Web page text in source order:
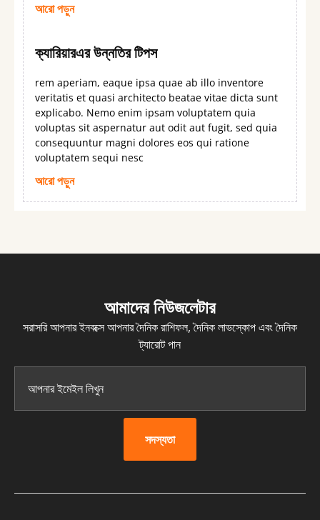
আরো পড়ুন
ক্যারিয়ারএর উন্নতির টিপস
rem aperiam, eaque ipsa quae ab illo inventore
veritatis et quasi architecto beatae vitae dicta sunt
explicabo. Nemo enim ipsam voluptatem quia
voluptas sit aspernatur aut odit aut fugit, sed quia
consequuntur magni dolores eos qui ratione
voluptatem sequi nesc
আরো পড়ুন
আমাদের নিউজলেটার
সরাসরি আপনার ইনবক্সে আপনার দৈনিক রাশিফল, দৈনিক লাভস্কোপ এবং দৈনিক
ট্যারোট পান
সদস্যতা